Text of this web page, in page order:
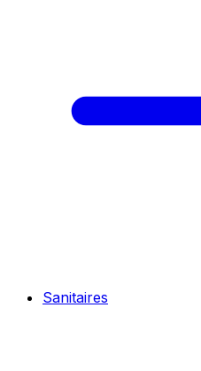
Sanitaires